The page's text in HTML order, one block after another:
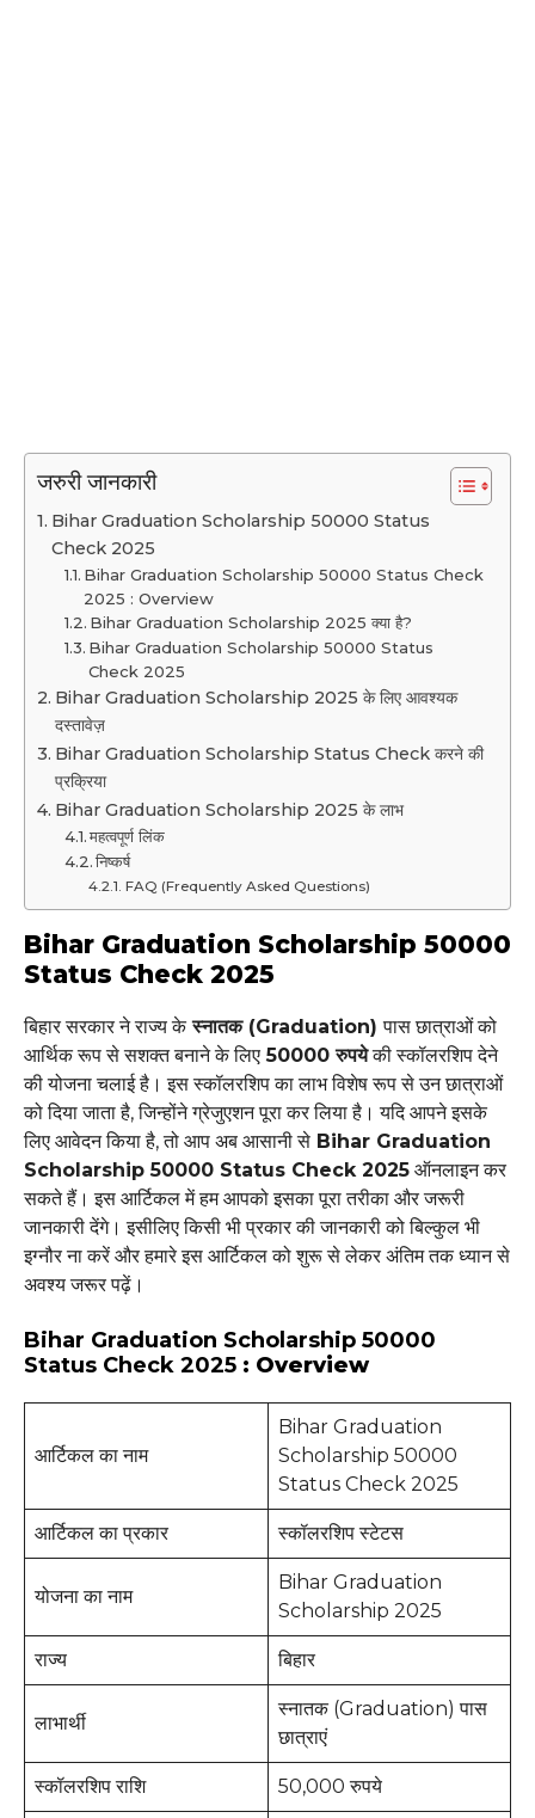
जरुरी जानकारी
Bihar Graduation Scholarship 50000 Status
Check 2025
Bihar Graduation Scholarship 50000 Status Check
2025 : Overview
Bihar Graduation Scholarship 2025 क्या है?
Bihar Graduation Scholarship 50000 Status
Check 2025
Bihar Graduation Scholarship 2025 के लिए आवश्यक
दस्तावेज़
Bihar Graduation Scholarship Status Check करने की
प्रक्रिया
Bihar Graduation Scholarship 2025 के लाभ
महत्वपूर्ण लिंक
निष्कर्ष
FAQ (Frequently Asked Questions)
Bihar Graduation Scholarship 50000
Status Check 2025
बिहार सरकार ने राज्य केस्नातक (Graduation)पास छात्राओं को
आर्थिक रूप से सशक्त बनाने के लिए 50000 रुपयेकी स्कॉलरशिप देने
की योजना चलाई है। इस स्कॉलरशिप का लाभ विशेष रूप से उन छात्राओं
को दिया जाता है, जिन्होंने ग्रेजुएशन पूरा कर लिया है। यदि आपने इसके
लिए आवेदन किया है, तो आप अब आसानी से Bihar Graduation
Scholarship 50000 Status Check 2025 ऑनलाइन कर
सकते हैं। इस आर्टिकल में हम आपको इसका पूरा तरीका और जरूरी
जानकारी देंगे। इसीलिए किसी भी प्रकार की जानकारी को बिल्कुल भी
इग्नौर ना करें और हमारे इस आर्टिकल को शुरू से लेकर अंतिम तक ध्यान से
अवश्य जरूर पढ़ें।
Bihar Graduation Scholarship 50000
Status Check 2025 : Overview
आर्टिकल का नाम
Bihar Graduation
Scholarship 50000
Status Check 2025
आर्टिकल का प्रकार स्कॉलरशिप स्टेटस
योजना का नाम
Bihar Graduation
Scholarship 2025
राज्य बिहार
लाभार्थी
स्नातक (Graduation) पास
छात्राएं
स्कॉलरशिप राशि 50,000 रुपये